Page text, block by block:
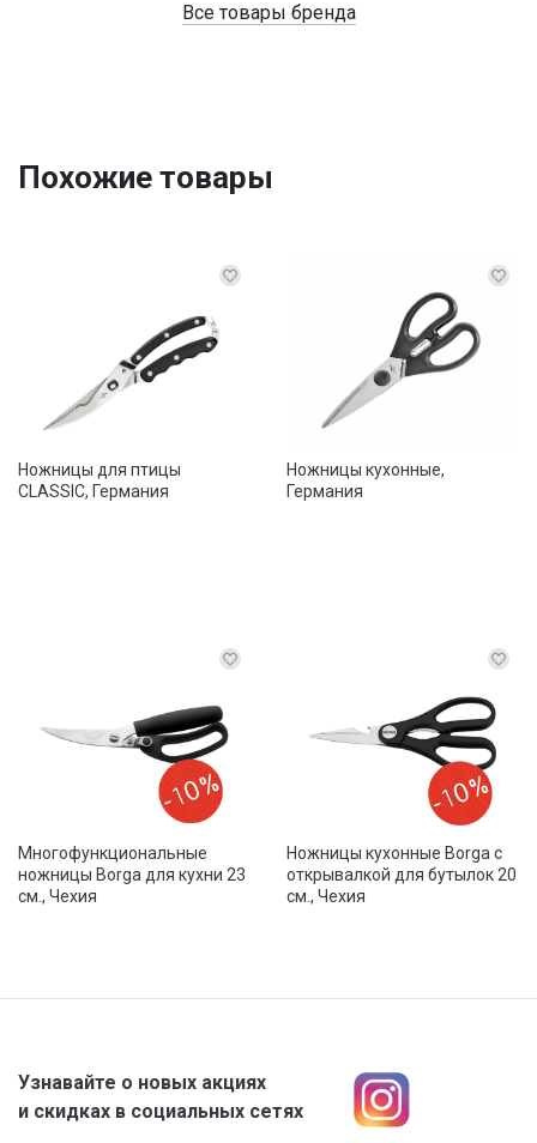
Все товары бренда
Похожие товары
Ножницы для птицы
CLASSIC, Германия
Ножницы кухонные,
Германия
Многофункциональные
ножницы Borga для кухни 23
см., Чехия
Ножницы кухонные Borga с
открывалкой для бутылок 20
см., Чехия
Узнавайте о новых акциях
и скидках в социальных сетях